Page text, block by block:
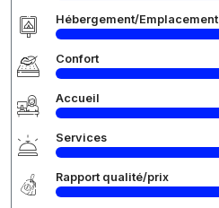
Hébergement/Emplacement
Confort
Accueil
Services
Rapport qualité/prix